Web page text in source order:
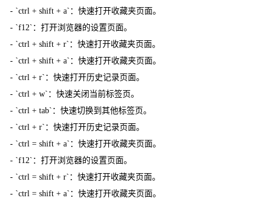
- `ctrl + shift + a`：快速打开收藏夹页面。
- `f12`：打开浏览器的设置页面。
- `ctrl + shift + r`：快速打开收藏夹页面。
- `ctrl + shift + a`：快速打开收藏夹页面。
- `ctrl + r`：快速打开历史记录页面。
- `ctrl + w`：快速关闭当前标签页。
- `ctrl + tab`：快速切换到其他标签页。
- `ctrl + r`：快速打开历史记录页面。
- `ctrl = shift + a`：快速打开收藏夹页面。
- `f12`：打开浏览器的设置页面。
- `ctrl = shift + r`：快速打开收藏夹页面。
- `ctrl = shift + a`：快速打开收藏夹页面。